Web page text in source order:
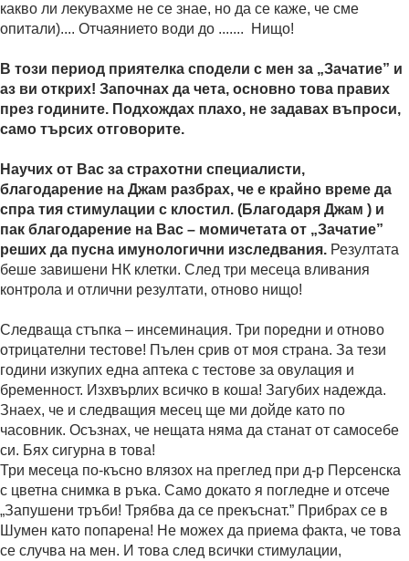
какво ли лекувахме не се знае, но да се каже, че сме
опитали).... Отчаянието води до ....... Нищо!
В този период приятелка сподели с мен за „Зачатие” и
аз ви открих! Започнах да чета, основно това правих
през годините. Подхождах плахо, не задавах въпроси,
само търсих отговорите.
Научих от Вас за страхотни специалисти,
благодарение на Джам разбрах, че е крайно време да
спра тия стимулации с клостил. (Благодаря Джам ) и
пак благодарение на Вас – момичетата от „Зачатие”
реших да пусна имунологични изследвания. Резултата
беше завишени НК клетки. След три месеца вливания
контрола и отлични резултати, отново нищо!
Следваща стъпка – инсеминация. Три поредни и отново
отрицателни тестове! Пълен срив от моя страна. За тези
години изкупих една аптека с тестове за овулация и
бременност. Изхвърлих всичко в коша! Загубих надежда.
Знаех, че и следващия месец ще ми дойде като по
часовник. Осъзнах, че нещата няма да станат от самосебе
си. Бях сигурна в това!
Три месеца по-късно влязох на преглед при д-р Персенска
с цветна снимка в ръка. Само докато я погледне и отсече
„Запушени тръби! Трябва да се прекъснат.” Прибрах се в
Шумен като попарена! Не можех да приема факта, че това
се случва на мен. И това след всички стимулации,